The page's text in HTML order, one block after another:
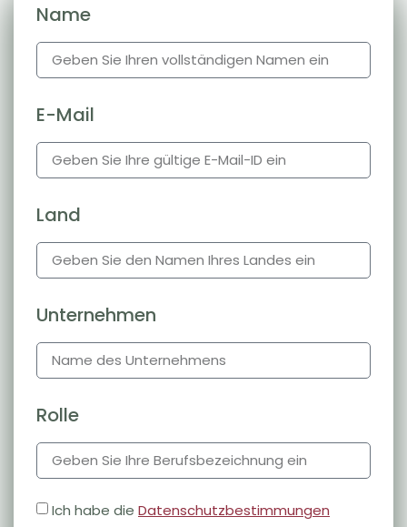
Name
E-Mail
Land
Unternehmen
Rolle
Ich habe die Datenschutzbestimmungen